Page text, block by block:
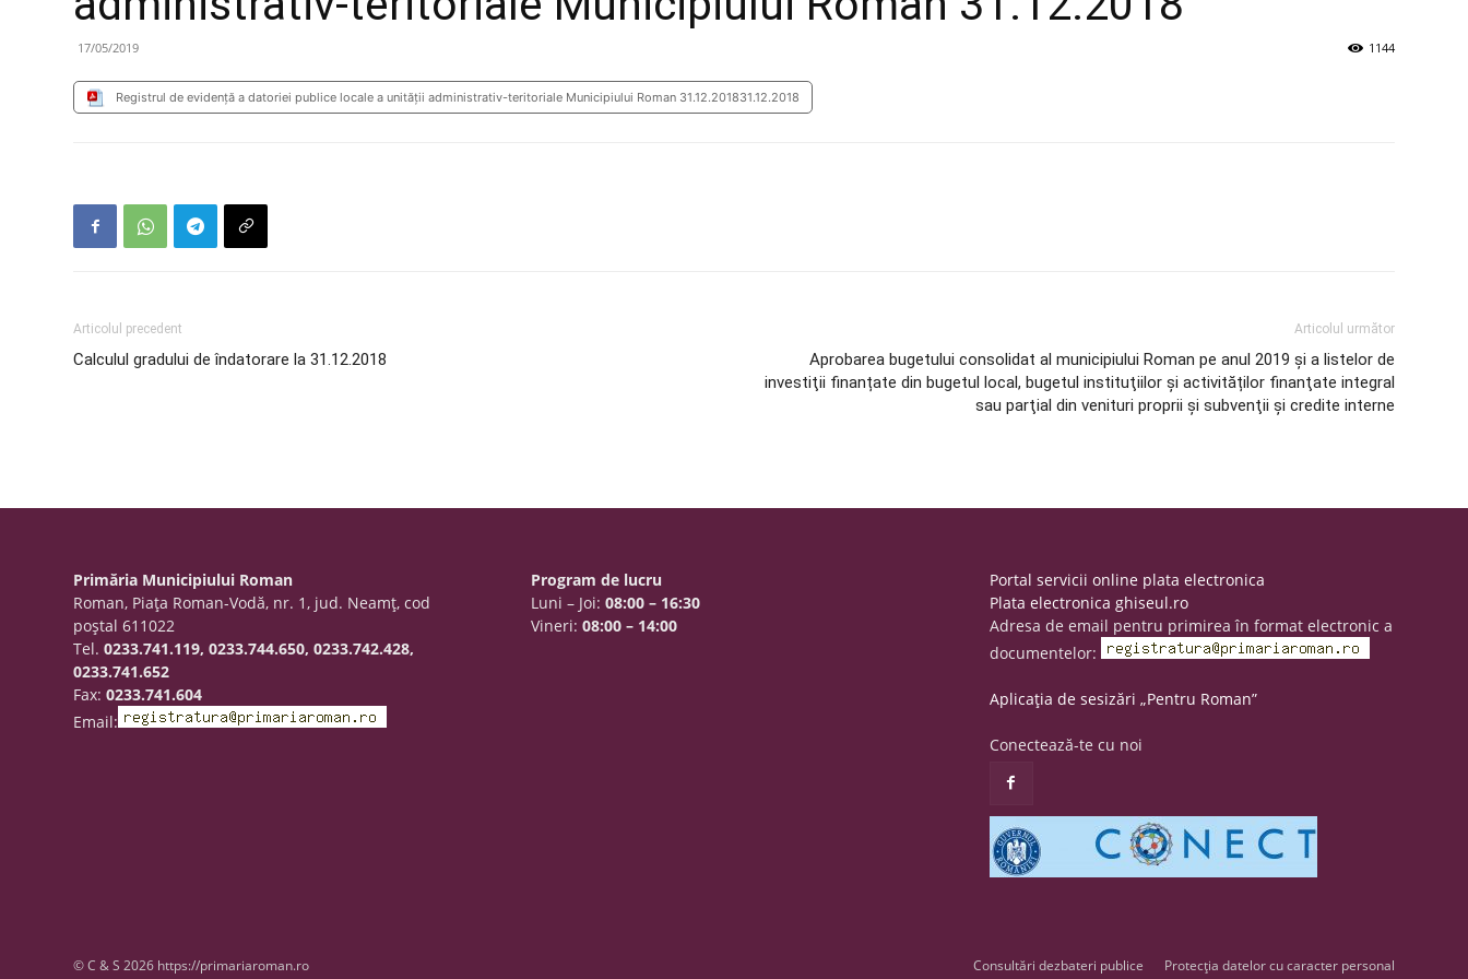
17/05/2019 1144
Registrul de evidență a datoriei publice locale a unității administrativ-teritoriale Municipiului Roman 31.12.201831.12.2018
Articolul precedent
Calculul gradului de îndatorare la 31.12.2018
Articolul următor
Aprobarea bugetului consolidat al municipiului Roman pe anul 2019 şi a listelor de
investiţii finanțate din bugetul local, bugetul instituţiilor și activităților finanţate integral
sau parţial din venituri proprii şi subvenţii și credite interne
Primăria Municipiului Roman
Roman, Piaţa Roman-Vodă, nr. 1, jud. Neamţ, cod
poştal 611022
Tel.0233.741.119, 0233.744.650, 0233.742.428,
0233.741.652
Fax:0233.741.604
Email:
Program de lucru
Luni – Joi:08:00 – 16:30
Vineri:08:00 – 14:00
Portal servicii online plata electronica
Plata electronica ghiseul.ro
Adresa de email pentru primirea în format electronic a
documentelor:
Aplicația de sesizări „Pentru Roman”
Conectează-te cu noi
Consultări dezbateri publice Protecția datelor cu caracter personal
© C & S 2026 https://primariaroman.ro